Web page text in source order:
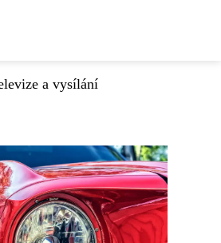
a vysílání